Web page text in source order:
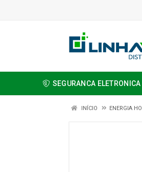
SEGURANCA ELETRONICA
INÍCIO ENERGIA HO